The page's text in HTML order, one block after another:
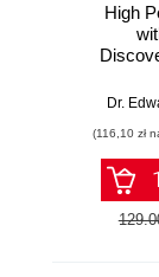
High
to
Dr.
(116,10 zł